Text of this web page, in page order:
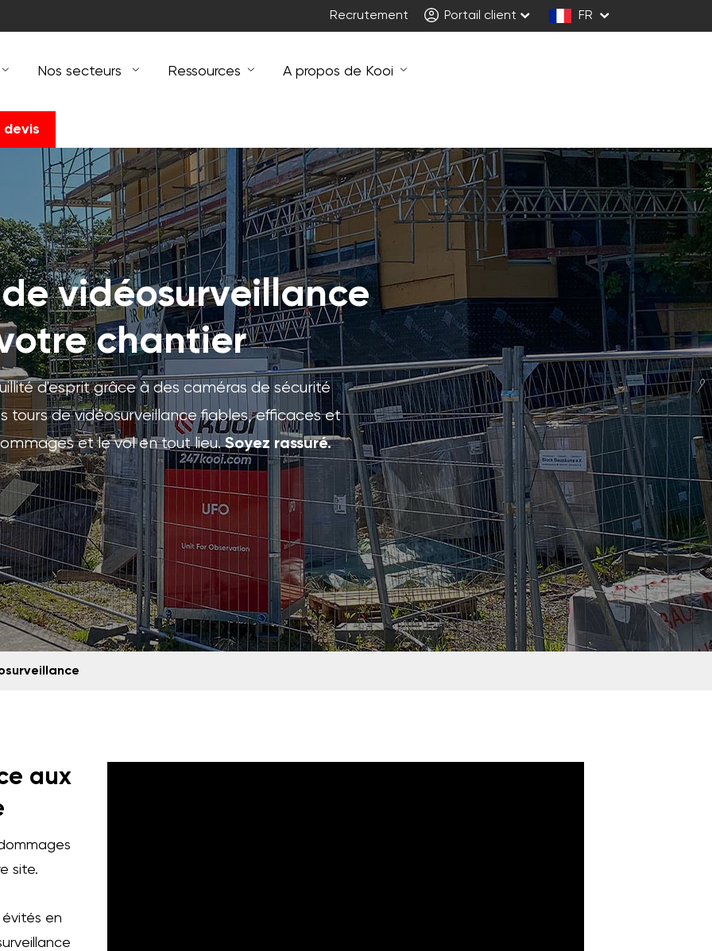
Recrutement Portail client FR
devis
Nos secteurs Ressources A propos de Kooi
vidéosurveillance
chantier
d'esprit grâce à des caméras de sécurité
tours de vidéosurveillance fiables, efficaces et
et le vol en tout lieu.Soyez rassuré.
aux
site.
en